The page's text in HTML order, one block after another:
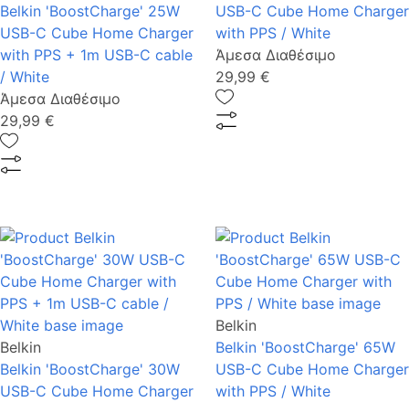
Belkin 'BoostCharge' 25W
USB-C Cube Home Charger
with PPS + 1m USB-C cable
/ White
Άμεσα Διαθέσιμο
29,99 €
USB-C Cube Home Charger
with PPS / White
Άμεσα Διαθέσιμο
29,99 €
Belkin
Belkin 'BoostCharge' 30W
USB-C Cube Home Charger
Belkin
Belkin 'BoostCharge' 65W
USB-C Cube Home Charger
with PPS / White